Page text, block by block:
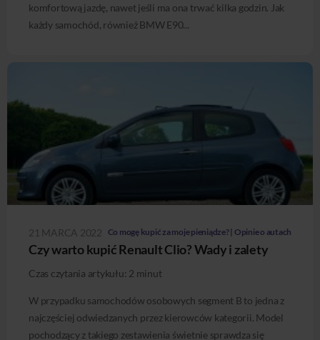
komfortową jazdę, nawet jeśli ma ona trwać kilka godzin. Jak
każdy samochód, również BMW E90...
21 MARCA 2022 Co mogę kupić za moje pieniądze? | Opinie o autach
Czy warto kupić Renault Clio? Wady i zalety
Czas czytania artykułu: 2 minut
W przypadku samochodów osobowych segment B to jedna z
najczęściej odwiedzanych przez kierowców kategorii. Model
pochodzący z takiego zestawienia świetnie sprawdza się